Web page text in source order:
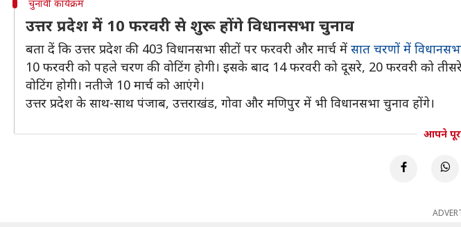
चुनावी कार्यक्रम
उत्तर प्रदेश में 10 फरवरी से शुरू होंगे विधानसभा चुनाव
बता दें कि उत्तर प्रदेश की 403 विधानसभा सीटों पर फरवरी और मार्च में सात चरणों में
10 फरवरी को पहले चरण की वोटिंग होगी। इसके बाद 14 फरवरी को दूसरे, 20 फरवरी को
वोटिंग होगी। नतीजे 10 मार्च को आएंगे।
उत्तर प्रदेश के साथ-साथ पंजाब, उत्तराखंड, गोवा और मणिपुर में भी विधानसभा चुनाव होंगे।
आपने